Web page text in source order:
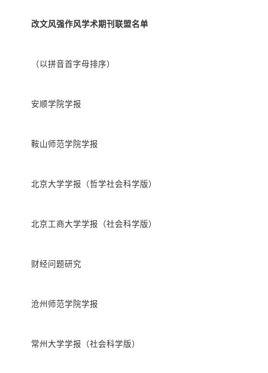
改文风强作风学术期刊联盟名单
（以拼音首字母排序）
安顺学院学报
鞍山师范学院学报
北京大学学报（哲学社会科学版）
北京工商大学学报（社会科学版）
财经问题研究
沧州师范学院学报
常州大学学报（社会科学版）